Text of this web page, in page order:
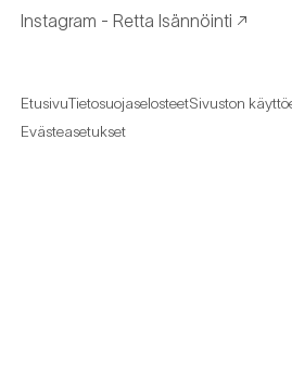
Instagram - Retta Isännöinti
EtusivuTietosuojaselosteetSivuston
Evästeasetukset